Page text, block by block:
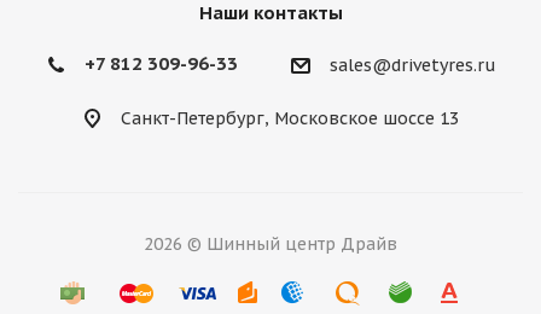
Наши контакты
+7 812 309-96-33 sales@drivetyres.ru
Санкт-Петербург, Московское шоссе 13
2026 © Шинный центр Драйв